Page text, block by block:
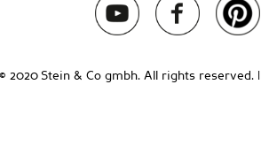
2020 Stein & Co gmbh. All rights reserved. |